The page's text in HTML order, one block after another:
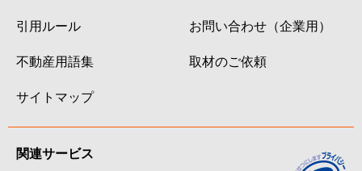
引用ルール
不動産用語集
サイトマップ
お問い合わせ（企業用）
取材のご依頼
関連サービス